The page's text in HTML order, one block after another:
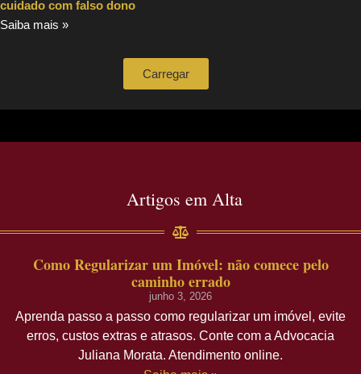
cuidado com falso dono
Saiba mais »
Carregar
Artigos em Alta
Como Regularizar um Imóvel: não comece pelo
caminho errado
junho 3, 2026
Aprenda passo a passo como regularizar um imóvel, evite
erros, custos extras e atrasos. Conte com a Advocacia
Juliana Morata. Atendimento online.